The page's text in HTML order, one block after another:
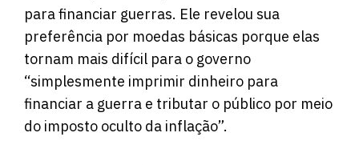
para financiar guerras. Ele revelou sua
preferência por moedas básicas porque elas
tornam mais difícil para o governo
“simplesmente imprimir dinheiro para
financiar a guerra e tributar o público por meio
do imposto oculto da inflação”.